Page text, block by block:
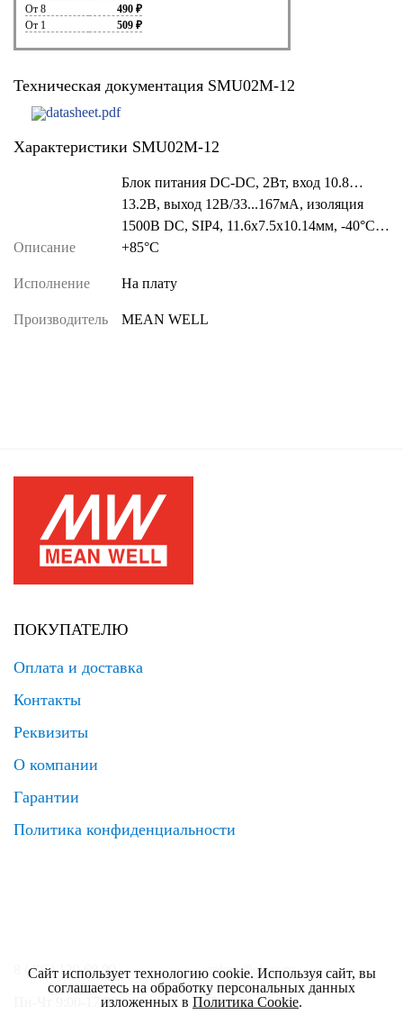
От 8
490 ₽
От 1
509 ₽
Техническая документация SMU02M-12
datasheet.pdf
Характеристики SMU02M-12
Описание
Блок питания DC-DC, 2Вт, вход 10.8…
13.2В, выход 12В/33...167мА, изоляция
1500В DC, SIP4, 11.6х7.5х10.14мм, -40°С…
+85°С
Исполнение На плату
Производитель MEAN WELL
ПОКУПАТЕЛЮ
Оплата и доставка
Контакты
Реквизиты
О компании
Гарантии
Политика конфиденциальности
8 (495) 120 69 99 zakaz@elrus.ru
Пн-Чт 9:00-17:30 Пт 9:00-17:00
Сайт использует технологию cookie. Используя сайт, вы
соглашаетесь на обработку персональных данных
изложенных в Политика Cookie.